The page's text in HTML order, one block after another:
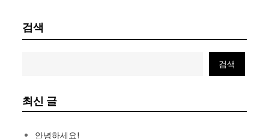
검색
검색
최신 글
안녕하세요!